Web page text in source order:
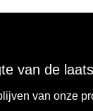
van de
van onze